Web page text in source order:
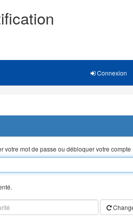
Connexion
mot de passe ou débloquer votre compte